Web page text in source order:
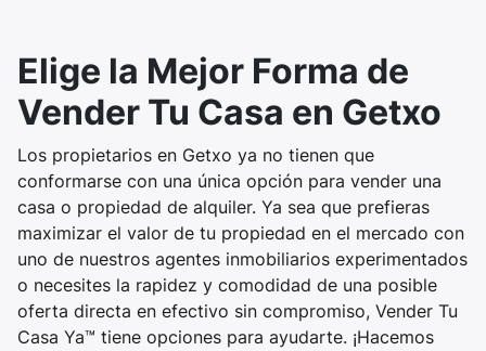
Elige la Mejor Forma de
Vender Tu Casa en Getxo
Los propietarios en Getxo ya no tienen que
conformarse con una única opción para vender una
casa o propiedad de alquiler. Ya sea que prefieras
maximizar el valor de tu propiedad en el mercado con
uno de nuestros agentes inmobiliarios experimentados
o necesites la rapidez y comodidad de una posible
oferta directa en efectivo sin compromiso, Vender Tu
Casa Ya™ tiene opciones para ayudarte. ¡Hacemos